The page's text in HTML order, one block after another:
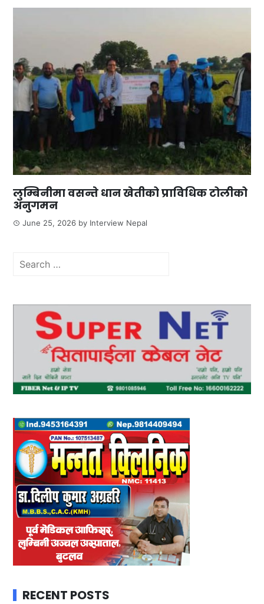
लुम्बिनीमा वसन्ते धान खेतीको प्राविधिक टोलीको
अनुगमन
June 25, 2026 by Interview Nepal
Search
RECENT POSTS